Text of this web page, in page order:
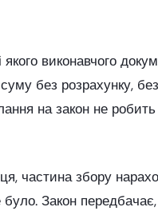
виконавчого
без розрахунку,
на закон не
частина збору
було. Закон